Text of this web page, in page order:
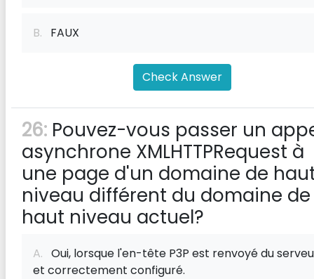
B. FAUX
Check Answer
26: Pouvez-vous passer un
asynchrone XMLHTTPRequest à
une page d'un domaine de
niveau différent du domaine de
haut niveau actuel?
A. Oui, lorsque l'en-tête P3P est renvoyé du
et correctement configuré.